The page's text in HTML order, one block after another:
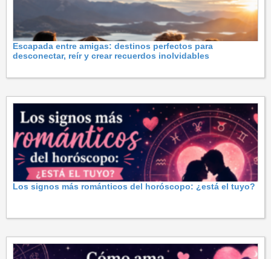
Escapada entre amigas: destinos perfectos para
desconectar, reír y crear recuerdos inolvidables
Los signos más románticos del horóscopo: ¿está el tuyo?